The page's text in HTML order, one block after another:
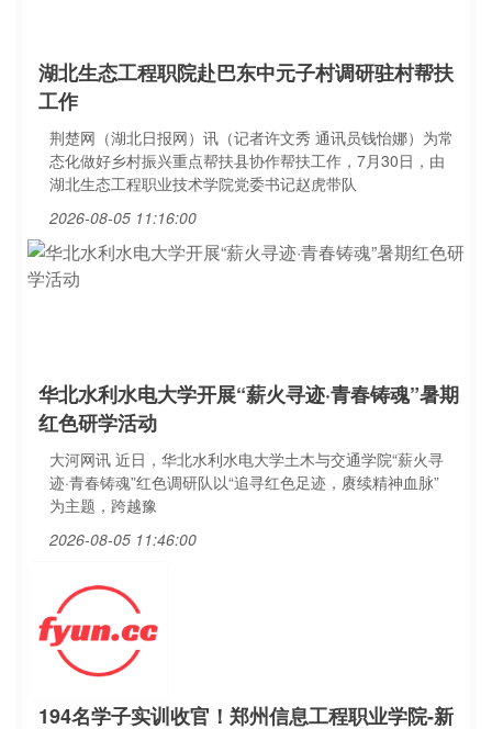
湖北生态工程职院赴巴东中元子村调研驻村帮扶
工作
荆楚网（湖北日报网）讯（记者许文秀 通讯员钱怡娜）为常
态化做好乡村振兴重点帮扶县协作帮扶工作，7月30日，由
湖北生态工程职业技术学院党委书记赵虎带队
2026-08-05 11:16:00
华北水利水电大学开展“薪火寻迹·青春铸魂”暑期
红色研学活动
大河网讯 近日，华北水利水电大学土木与交通学院“薪火寻
迹·青春铸魂”红色调研队以“追寻红色足迹，赓续精神血脉”
为主题，跨越豫
2026-08-05 11:46:00
194名学子实训收官！郑州信息工程职业学院-新